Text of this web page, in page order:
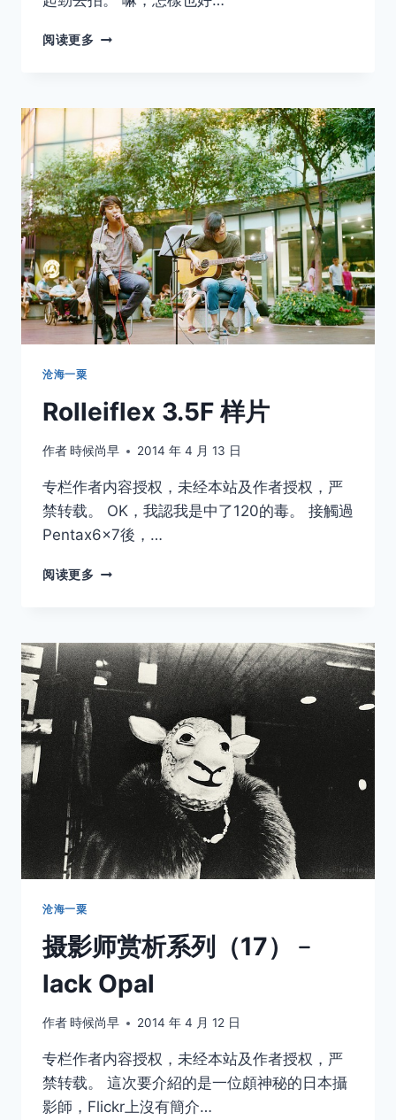
阅读更多 HASSELBLAD
沧海一粟
Rolleiflex 3.5F 样片
作者時候尚早 2014 年 4 月 13 日
专栏作者内容授权，未经本站及作者授权，严
禁转载。 OK，我認我是中了120的毒。 接觸過
Pentax6x7後，…
阅读更多 ROLLEIFLEX
沧海一粟
摄影师赏析系列（17）﹣
lack Opal
作者時候尚早 2014 年 4 月 12 日
专栏作者内容授权，未经本站及作者授权，严
禁转载。 這次要介紹的是一位頗神秘的日本攝
影師，Flickr上沒有簡介…